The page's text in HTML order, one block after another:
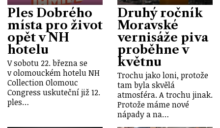
Ples Dobrého
místa pro život
opět v NH
hotelu
V sobotu 22. března se
v olomouckém hotelu NH
Collection Olomouc
Congress uskuteční již 12.
ples…
Druhý ročník
Moravské
vernisáže piva
proběhne v
květnu
Trochu jako loni, protože
tam byla skvělá
atmosféra. A trochu jinak.
Protože máme nové
nápady a na…